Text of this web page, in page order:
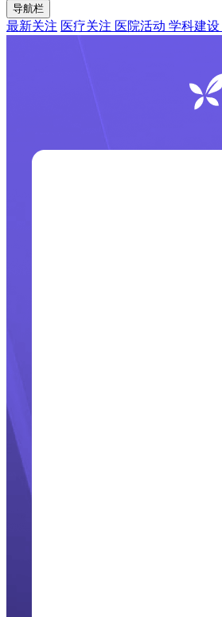
导航栏
最新关注 医疗关注 医院活动 学科建设